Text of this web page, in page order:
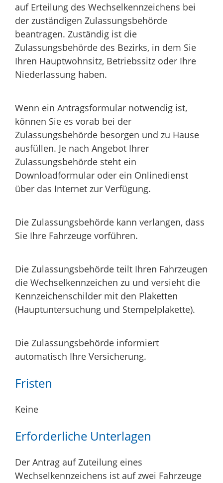
auf Erteilung des Wechselkennzeichens bei
der zuständigen Zulassungsbehörde
beantragen. Zuständig ist die
Zulassungsbehörde des Bezirks, in dem Sie
Ihren Hauptwohnsitz, Betriebssitz oder Ihre
Niederlassung haben.
Wenn ein Antragsformular notwendig ist,
können Sie es vorab bei der
Zulassungsbehörde besorgen und zu Hause
ausfüllen. Je nach Angebot Ihrer
Zulassungsbehörde steht ein
Downloadformular oder ein Onlinedienst
über das Internet zur Verfügung.
Die Zulassungsbehörde kann verlangen, dass
Sie Ihre Fahrzeuge vorführen.
Die Zulassungsbehörde teilt Ihren Fahrzeugen
die Wechselkennzeichen zu und versieht die
Kennzeichenschilder mit den Plaketten
(Hauptuntersuchung und Stempelplakette).
Die Zulassungsbehörde informiert
automatisch Ihre Versicherung.
Fristen
Keine
Erforderliche Unterlagen
Der Antrag auf Zuteilung eines
Wechselkennzeichens ist auf zwei Fahrzeuge